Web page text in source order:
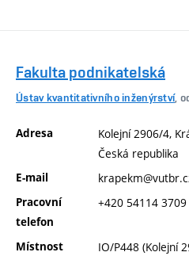
Fakulta podnikatelská
Ústav kvantitativního inženýrství,
Adresa
Kolejní 2906/4,
Česká republika
E-mail
Pracovní
telefon
+420 54114 3709
Místnost IO/P448 (Kolejní